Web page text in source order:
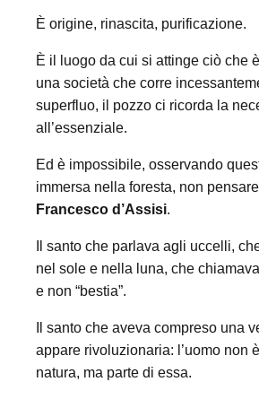
È origine, rinascita, purificazione.
È il luogo da cui si attinge ciò che
una società che corre
superfluo, il pozzo ci ricorda la
all’essenziale.
Ed è impossibile, osservando
immersa nella foresta, non
Francesco d’Assisi.
Il santo che parlava agli uccelli,
nel sole e nella luna, che
e non “bestia”.
Il santo che aveva compreso una
appare rivoluzionaria: l’uomo non
natura, ma parte di essa.